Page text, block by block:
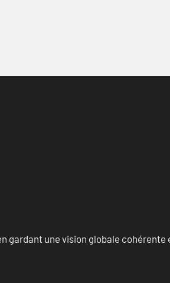
gardant une vision globale